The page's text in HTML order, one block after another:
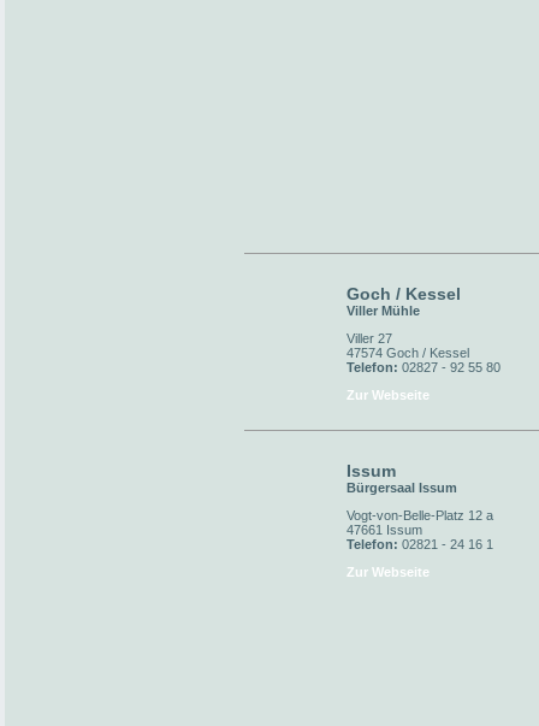
Goch / Kessel
Viller Mühle
Viller 27
47574 Goch / Kessel
Telefon: 02827 - 92 55 80
Zur Webseite
Issum
Bürgersaal Issum
Vogt-von-Belle-Platz 12 a
47661 Issum
Telefon: 02821 - 24 16 1
Zur Webseite